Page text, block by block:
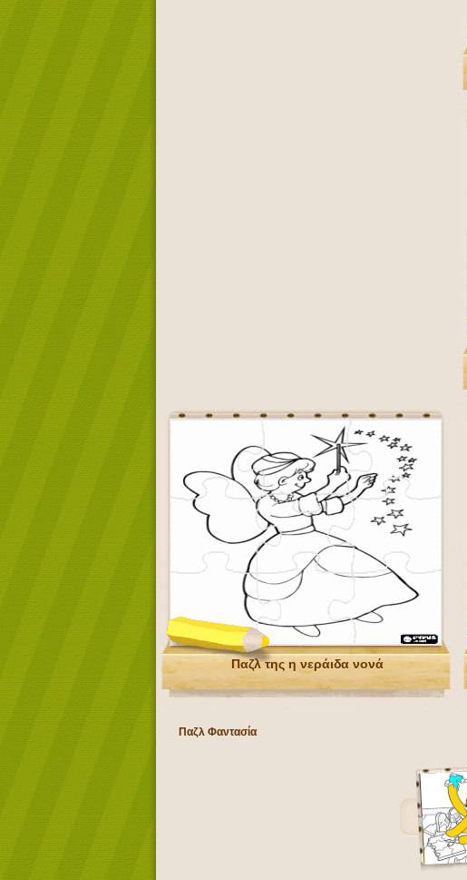
Παζλ της η νεράιδα νονά
Παζλ Φαντασία